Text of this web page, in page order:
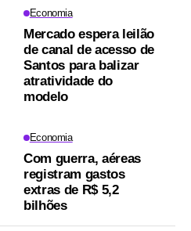
Economia
Mercado espera leilão
de canal de acesso de
Santos para balizar
atratividade do
modelo
Economia
Com guerra, aéreas
registram gastos
extras de R$ 5,2
bilhões